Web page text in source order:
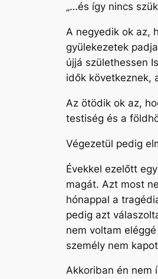
„…és így nincs
A negyedik ok az,
gyülekezetek
újjá születhessen
idők következnek,
Az ötödik ok az,
testiség és a
Végezetül pedig
Évekkel ezelőtt
magát. Azt most
hónappal a
pedig azt
nem voltam
személy nem
Akkoriban én nem